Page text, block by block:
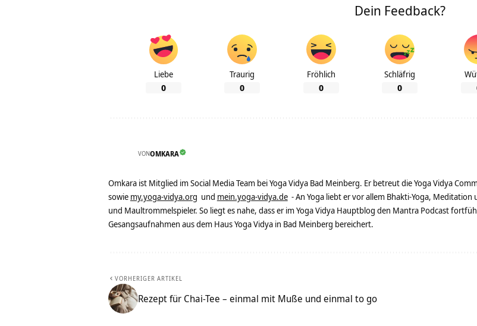
Dein Feedback?
Liebe
0
Traurig
0
Fröhlich
0
Schläfrig
0
VONOMKARA
Omkara ist Mitglied im Social Media Team bei Yoga Vidya Bad Meinberg. Er betreut die Yoga Vidya
sowie my.yoga-vidya.org und mein.yoga-vidya.de - An Yoga liebt er vor allem Bhakti-Yoga,
und Maultrommelspieler. So liegt es nahe, dass er im Yoga Vidya Hauptblog den Mantra Podcast
Gesangsaufnahmen aus dem Haus Yoga Vidya in Bad Meinberg bereichert.
VORHERIGER ARTIKEL
Rezept für Chai-Tee – einmal mit Muße und einmal to go